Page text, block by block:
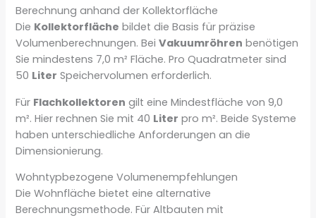
Berechnung anhand der Kollektorfläche
Die Kollektorfläche bildet die Basis für präzise
Volumenberechnungen. BeiVakuumröhren benötigen
Sie mindestens 7,0 m² Fläche. Pro Quadratmeter sind
50 Liter Speichervolumen erforderlich.
Für Flachkollektoren gilt eine Mindestfläche von 9,0
m². Hier rechnen Sie mit 40 Liter pro m². Beide Systeme
haben unterschiedliche Anforderungen an die
Dimensionierung.
Wohntypbezogene Volumenempfehlungen
Die Wohnfläche bietet eine alternative
Berechnungsmethode. Für Altbauten mit